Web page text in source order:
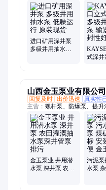
腐污水泵、计量泵、潜水电
泵、润滑油泵、离心油泵、
进口矿用深井泵
多级井用抽水泵
式深井
山西金玉泵业有限公司
回复及时 出价迅速 真实性
主营： 螺杆泵、防爆泵、提
电泵、多级离心泵、防爆排
金玉泵业 井用潜
水泵 深井泵 农田
污泥泵
水泵